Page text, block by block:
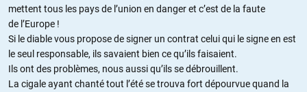
mettent tous les pays de l’union en danger et c’est de la faute
de l’Europe !
Si le diable vous propose de signer un contrat celui qui le signe en est
le seul responsable, ils savaient bien ce qu’ils faisaient.
Ils ont des problèmes, nous aussi qu’ils se débrouillent.
La cigale ayant chanté tout l’été se trouva fort dépourvue quand la